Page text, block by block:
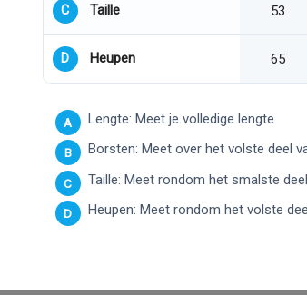
C Taille 53
D Heupen 65
A Lengte: Meet je volledige lengte.
B Borsten: Meet over het volste deel
C Taille: Meet rondom het smalste
D Heupen: Meet rondom het volste